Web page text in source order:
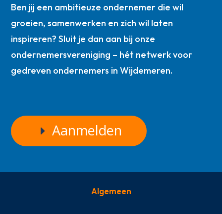
Ben jij een ambitieuze ondernemer die wil
groeien, samenwerken en zich wil laten
inspireren? Sluit je dan aan bij onze
ondernemersvereniging – hét netwerk voor
gedreven ondernemers in Wijdemeren.
Aanmelden
Algemeen